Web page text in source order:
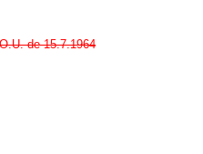
de 15.7.1964